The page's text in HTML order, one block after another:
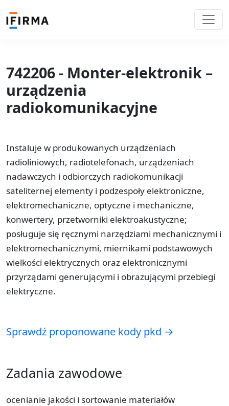
742206 - Monter-elektronik –
urządzenia
radiokomunikacyjne
Instaluje w produkowanych urządzeniach
radioliniowych, radiotelefonach, urządzeniach
nadawczych i odbiorczych radiokomunikacji
sateliternej elementy i podzespoły elektroniczne,
elektromechaniczne, optyczne i mechaniczne,
konwertery, przetworniki elektroakustyczne;
posługuje się ręcznymi narzędziami mechanicznymi i
elektromechanicznymi, miernikami podstawowych
wielkości elektrycznych oraz elektronicznymi
przyrządami generującymi i obrazującymi przebiegi
elektryczne.
Sprawdź proponowane kody pkd →
Zadania zawodowe
ocenianie jakości i sortowanie materiałów